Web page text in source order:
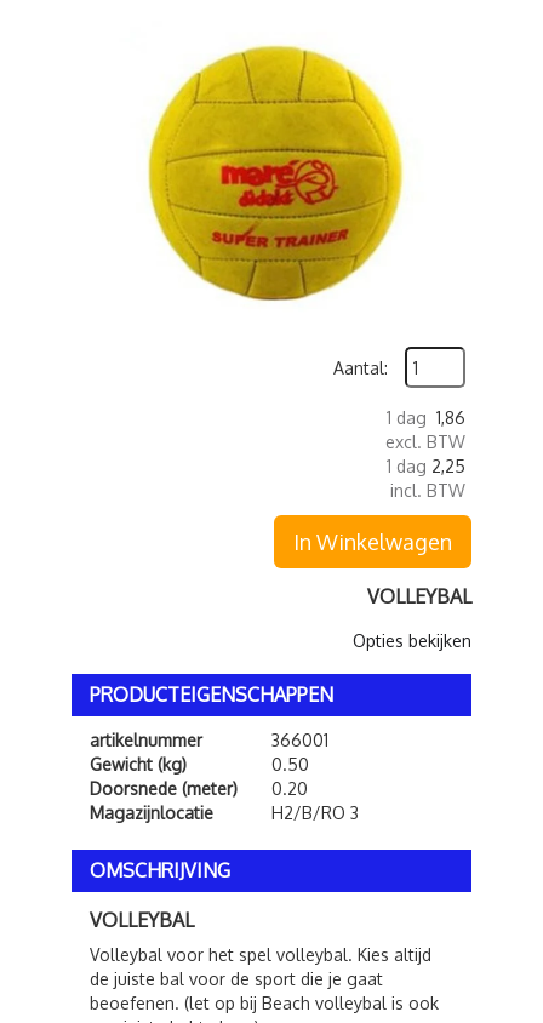
Aantal:
1 dag 1,86
excl. BTW
1 dag 2,25
incl. BTW
In Winkelwagen
VOLLEYBAL
Opties bekijken
PRODUCTEIGENSCHAPPEN
artikelnummer
366001
Gewicht (kg)
0.50
Doorsnede (meter)
0.20
Magazijnlocatie
H2/B/RO 3
OMSCHRIJVING
VOLLEYBAL
Volleybal voor het spel volleybal. Kies altijd
de juiste bal voor de sport die je gaat
beoefenen. (let op bij Beach volleybal is ook